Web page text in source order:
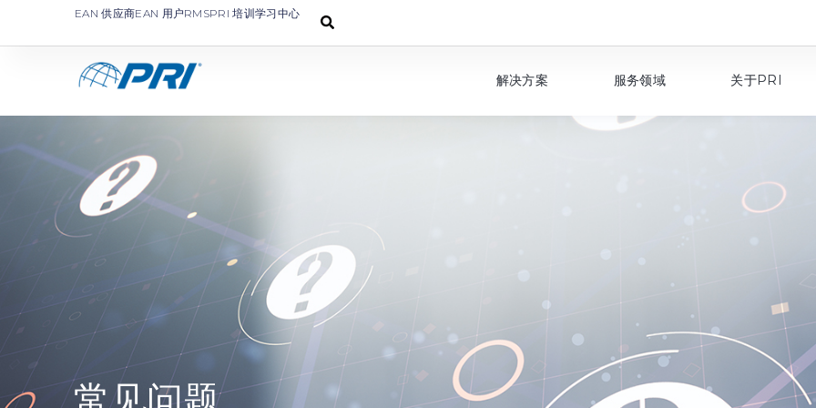
EAN 供应商EAN 用户RMSPRI 培训学习中心
解决方案 服务领域 关于PRI